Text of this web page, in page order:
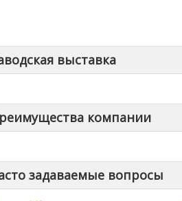
выставка
компании
задаваемые вопросы